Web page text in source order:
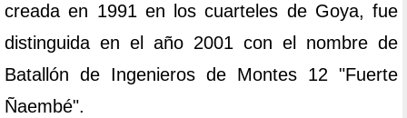
creada en 1991 en los cuarteles de Goya, fue
distinguida en el año 2001 con el nombre de
Batallón de Ingenieros de Montes 12 "Fuerte
Ñaembé".